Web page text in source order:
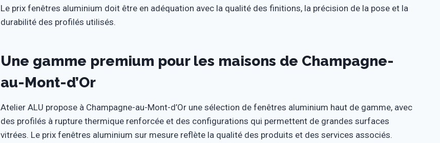
Le prix fenêtres aluminium doit être en adéquation avec la qualité des finitions, la précision de la pose et la
durabilité des profilés utilisés.
Une gamme premium pour les maisons de Champagne-
au-Mont-d’Or
Atelier ALU propose à Champagne-au-Mont-d’Or une sélection de fenêtres aluminium haut de gamme, avec
des profilés à rupture thermique renforcée et des configurations qui permettent de grandes surfaces
vitrées. Le prix fenêtres aluminium sur mesure reflète la qualité des produits et des services associés.